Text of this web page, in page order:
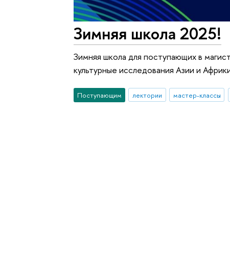
Зимняя школа 2025!
Зимняя школа для поступающих в
культурные исследования Азии и
Поступающим лектории мастер-классы